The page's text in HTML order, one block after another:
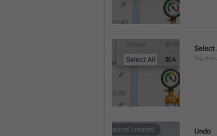
Select
Undo